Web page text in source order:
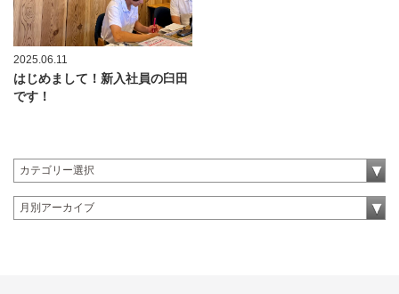
2025.06.11
はじめまして！新入社員の臼田
です！